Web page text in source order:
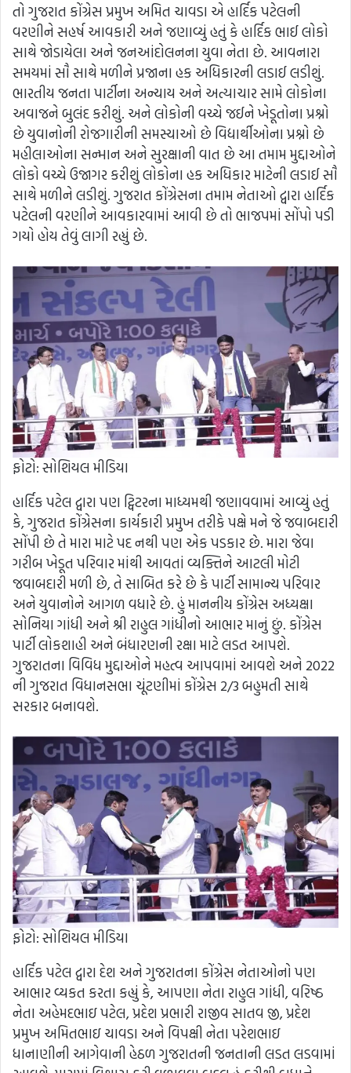
તો ગુજરાત કોંગ્રેસ પ્રમુખ અમિત ચાવડા એ હાર્દિક પટેલની
વરણીને સહર્ષ આવકારી અને જણાવ્યું હતું કે હાર્દિક ભાઈ લોકો
સાથે જોડાયેલા અને જનઆંદોલનના યુવા નેતા છે. આવનારા
સમયમાં સૌ સાથે મળીને પ્રજાના હક અધિકારની લડાઈ લડીશું.
ભારતીય જનતા પાર્ટીના અન્યાય અને અત્યાચાર સામે લોકોના
અવાજને બુલંદ કરીશું. અને લોકોની વચ્ચે જઈને ખેડૂતોના પ્રશ્નો
છે યુવાનોની રોજગારીની સમસ્યાઓ છે વિદ્યાર્થીઓના પ્રશ્નો છે
મહીલાઓના સન્માન અને સુરક્ષાની વાત છે આ તમામ મુદ્દાઓને
લોકો વચ્ચે ઉજાગર કરીશું લોકોના હક અધિકાર માટેની લડાઈ સૌ
સાથે મળીને લડીશું. ગુજરાત કોંગ્રેસના તમામ નેતાઓ દ્વારા હાર્દિક
પટેલની વરણીને આવકારવામાં આવી છે તો ભાજપમાં સોંપો પડી
ગયો હોય તેવું લાગી રહ્યું છે.
ફોટો: સોશિયલ મીડિયા
હાર્દિક પટેલ દ્વારા પણ ટ્વિટરના માધ્યમથી જણાવવામાં આવ્યું હતું
કે, ગુજરાત કોંગ્રેસના કાર્યકારી પ્રમુખ તરીકે પક્ષે મને જે જવાબદારી
સોંપી છે તે મારા માટે પદ નથી પણ એક પડકાર છે. મારા જેવા
ગરીબ ખેડૂત પરિવાર માંથી આવતાં વ્યક્તિને આટલી મોટી
જવાબદારી મળી છે, તે સાબિત કરે છે કે પાર્ટી સામાન્ય પરિવાર
અને યુવાનોને આગળ વધારે છે. હું માનનીય કોંગ્રેસ અધ્યક્ષા
સોનિયા ગાંધી અને શ્રી રાહુલ ગાંધીનો આભાર માનું છું. કોંગ્રેસ
પાર્ટી લોકશાહી અને બંધારણની રક્ષા માટે લડત આપશે.
ગુજરાતના વિવિધ મુદ્દાઓને મહત્વ આપવામાં આવશે અને 2022
ની ગુજરાત વિધાનસભા ચૂંટણીમાં કોંગ્રેસ 2/3 બહુમતી સાથે
સરકાર બનાવશે.
ફોટો: સોશિયલ મીડિયા
હાર્દિક પટેલ દ્વારા દેશ અને ગુજરાતના કોંગ્રેસ નેતાઓનો પણ
આભાર વ્યકત કરતા કહ્યું કે, આપણા નેતા રાહુલ ગાંધી, વરિષ્ઠ
નેતા અહેમદભાઇ પટેલ, પ્રદેશ પ્રભારી રાજીવ સાતવ જી, પ્રદેશ
પ્રમુખ અમિતભાઇ ચાવડા અને વિપક્ષી નેતા પરેશભાઇ
ધાનાણીની આગેવાની હેઠળ ગુજરાતની જનતાની લડત લડવામાં